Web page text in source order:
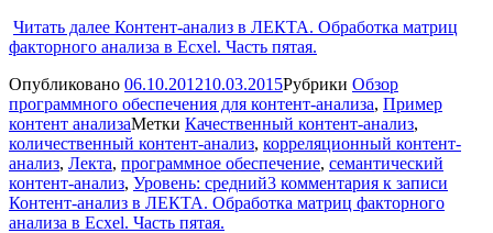
Читать далее Контент-анализ в ЛЕКТА. Обработка матриц
факторного анализа в Ecxel. Часть пятая.
Опубликовано 06.10.201210.03.2015Рубрики Обзор
программного обеспечения для контент-анализа, Пример
контент анализаМетки Качественный контент-анализ,
количественный контент-анализ, корреляционный контент-
анализ, Лекта, программное обеспечение, семантический
контент-анализ, Уровень: средний3 комментария к записи
Контент-анализ в ЛЕКТА. Обработка матриц факторного
анализа в Ecxel. Часть пятая.